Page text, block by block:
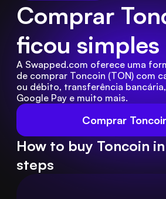
Comprar
ficou simples
Comprar
A Swapped.com oferece uma
de comprar Toncoin (TON) com
ou débito, transferência
Google Pay e muito mais.
How to buy Toncoin
steps